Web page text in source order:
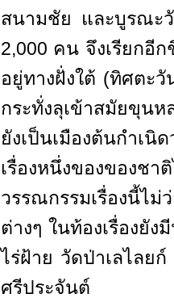
สนามชัย และบูรณะ
2,000 คน จึงเรียกอี
อยู่ทางฝั่งใต้ (ทิศตะ
กระทั่งลุเข้าสมัยขุน
ยังเป็นเมืองต้นกำเ
เรื่องหนึ่งของของช
วรรณกรรมเรื่องนี้ไ
ต่างๆ ในท้องเรื่องยั
ไร่ฝ้าย วัดป่าเลไลย
ศรีประจันต์